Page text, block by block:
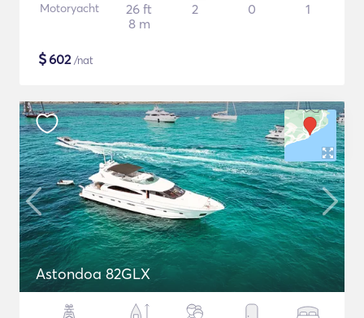
Motoryacht
26 ft
8 m
2 0 1
$602/nat
Astondoa 82GLX